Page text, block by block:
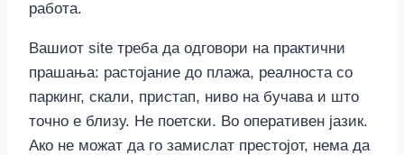
работа.
Вашиот site треба да одговори на практични
прашања: растојание до плажа, реалноста со
паркинг, скали, пристап, ниво на бучава и што
точно е близу. Не поетски. Во оперативен јазик.
Ако не можат да го замислат престојот, нема да